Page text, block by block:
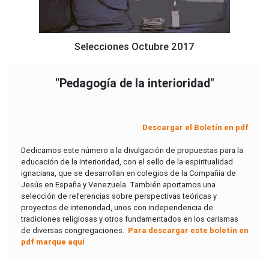
Selecciones Octubre 2017
"Pedagogía de la interioridad"
Descargar el Boletín en pdf
Dedicamos este número a la divulgación de propuestas para la
educación de la interioridad, con el sello de la espiritualidad
ignaciana, que se desarrollan en colegios de la Compañía de
Jesús en España y Venezuela. También aportamos una
selección de referencias sobre perspectivas teóricas y
proyectos de interioridad, unos con independencia de
tradiciones religiosas y otros fundamentados en los carismas
de diversas congregaciones. Para descargar este boletín en
pdf marque aquí